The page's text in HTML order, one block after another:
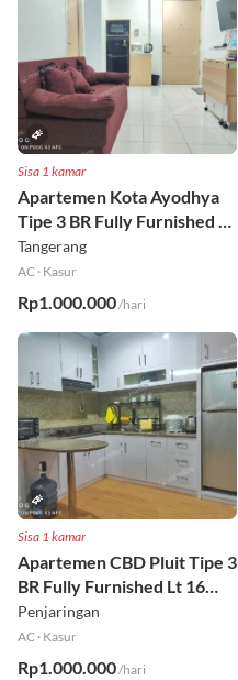
Sisa 1 kamar
Apartemen Kota Ayodhya
Tipe 3 BR Fully Furnished Lt
6
Tangerang
AC · Kasur
Rp1.000.000/hari
Sisa 1 kamar
Apartemen CBD Pluit Tipe 3
BR Fully Furnished Lt 16
Utara
Penjaringan
AC · Kasur
Rp1.000.000/hari